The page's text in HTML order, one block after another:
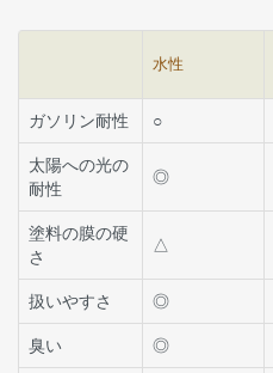
水性
ガソリン耐性 ○
太陽への光の
耐性
◎
塗料の膜の硬
さ
△
扱いやすさ ◎
臭い ◎